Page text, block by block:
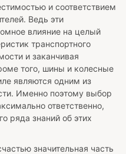
и соответствием
Ведь эти
влияние на целый
транспортного
и заканчивая
того, шины и колесные
являются одним из
Именно поэтому выбор
ответственно,
ряда знаний об этих
значительная часть